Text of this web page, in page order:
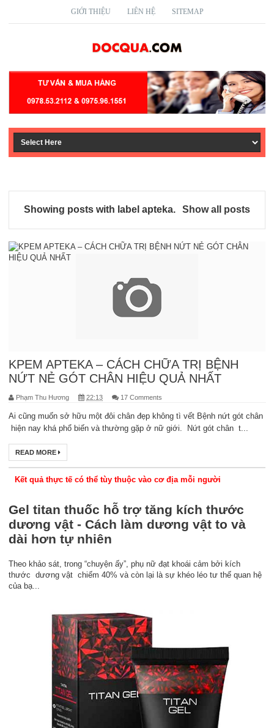
GIỚI THIỆU LIÊN HỆ SITEMAP
Showing posts with labelapteka. Show all posts
KPEM APTEKA – CÁCH CHỮA TRỊ BỆNH
NỨT NẺ GÓT CHÂN HIỆU QUẢ NHẤT
Phạm Thu Hương 22:13 17 Comments
Ai cũng muốn sở hữu một đôi chân đẹp không tì vết Bệnh nứt gót chân
hiện nay khá phổ biến và thường gặp ở nữ giới. Nứt gót chân t...
READ MORE
Kết quả thực tế có thể tùy thuộc vào cơ địa mỗi người
Gel titan thuốc hỗ trợ tăng kích thước
dương vật - Cách làm dương vật to và
dài hơn tự nhiên
Theo khảo sát, trong “chuyện ấy”, phụ nữ đạt khoái cảm bởi kích
thước dương vật chiếm 40% và còn lại là sự khéo léo tư thế quan hệ
của bạ...